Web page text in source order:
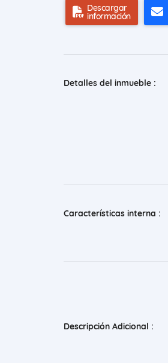
Descargar
información
Detalles del inmueble :
Características interna :
Descripción Adicional :